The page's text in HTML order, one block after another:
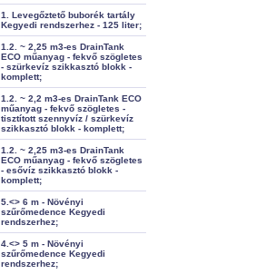
1. Levegőztető buborék tartály
Kegyedi rendszerhez - 125 liter;
1.2. ~ 2,25 m3-es DrainTank
ECO műanyag - fekvő szögletes
- szürkevíz szikkasztó blokk -
komplett;
1.2. ~ 2,2 m3-es DrainTank ECO
műanyag - fekvő szögletes -
tisztított szennyvíz / szürkevíz
szikkasztó blokk - komplett;
1.2. ~ 2,25 m3-es DrainTank
ECO műanyag - fekvő szögletes
- esővíz szikkasztó blokk -
komplett;
5.<> 6 m - Növényi
szűrőmedence Kegyedi
rendszerhez;
4.<> 5 m - Növényi
szűrőmedence Kegyedi
rendszerhez;